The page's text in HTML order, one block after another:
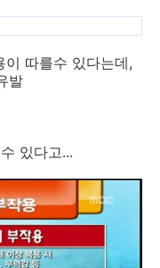
이 따를수 있다는데,
발
있다고...